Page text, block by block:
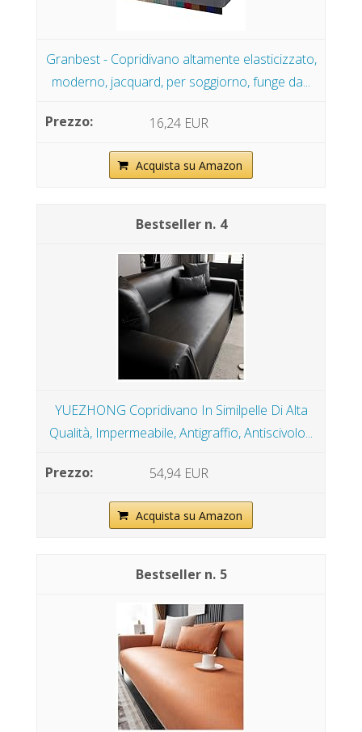
Granbest - Copridivano altamente elasticizzato,
moderno, jacquard, per soggiorno, funge da...
16,24 EUR
Acquista su Amazon
4
YUEZHONG Copridivano In Similpelle Di Alta
Qualità, Impermeabile, Antigraffio, Antiscivolo...
54,94 EUR
Acquista su Amazon
5